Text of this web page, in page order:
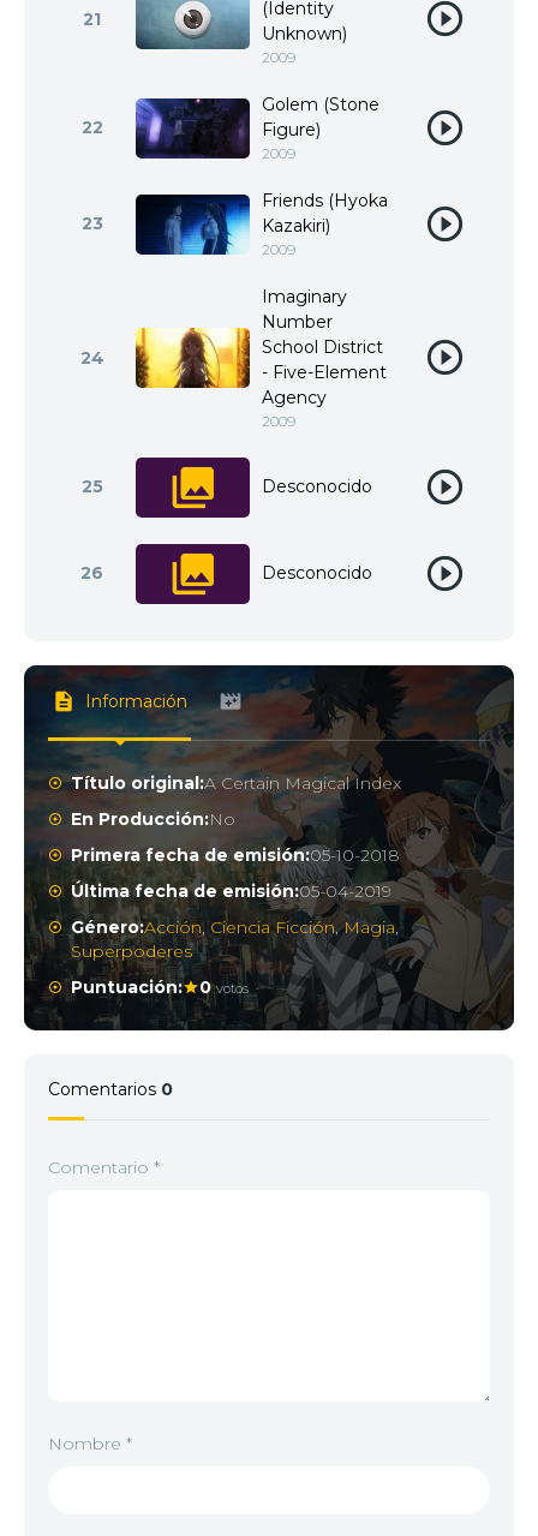
21
(Identity
Unknown)
2009
22
Golem (Stone
Figure)
2009
23
Friends (Hyoka
Kazakiri)
2009
24
Imaginary
Number
School District
- Five-Element
Agency
2009
25 Desconocido
26 Desconocido
Información
Título original:A Certain Magical Index
En Producción:No
Primera fecha de emisión:05-10-2018
Última fecha de emisión:05-04-2019
Género:Acción, Ciencia Ficción,Magia,
Superpoderes
Puntuación:
0 votos
Comentarios 0
Comentario *
Nombre *